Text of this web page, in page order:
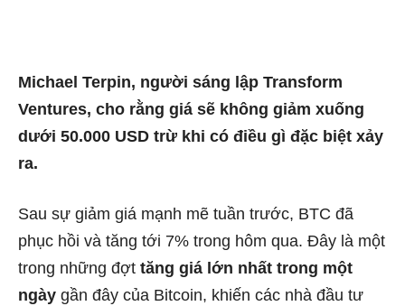
Michael Terpin, người sáng lập Transform
Ventures, cho rằng giá sẽ không giảm xuống
dưới 50.000 USD trừ khi có điều gì đặc biệt xảy
ra.
Sau sự giảm giá mạnh mẽ tuần trước, BTC đã
phục hồi và tăng tới 7% trong hôm qua. Đây là một
trong những đợt tăng giá lớn nhất trong một
ngày gần đây của Bitcoin, khiến các nhà đầu tư